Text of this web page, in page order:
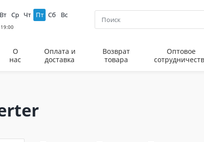
Вт Ср Чт Пт Сб Вс
О
нас
Оплата и
доставка
Возврат
товара
Оптовое